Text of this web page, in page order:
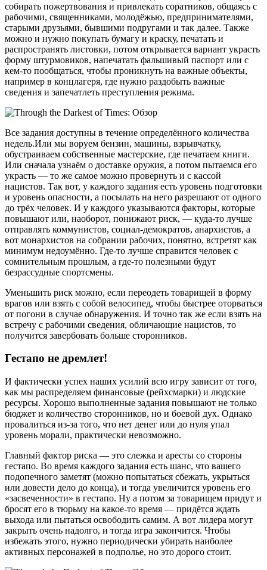
собирать пожертвования и привлекать соратников, общаясь с
рабочими, священниками, молодёжью, предпринимателями,
старыми друзьями, бывшими подругами и так далее. Также
можно и нужно покупать бумагу и краску, печатать и
распространять листовки, потом открывается вариант украсть
форму штурмовиков, напечатать фальшивый паспорт или с
кем-то пообщаться, чтобы проникнуть на важные объекты,
например в концлагеря, где нужно раздобыть важные
сведения и запечатлеть преступления режима.
Все задания доступны в течение определённого количества
недель.Или мы воруем бензин, машины, взрывчатку,
обустраиваем собственные мастерские, где печатаем книги.
Или сначала узнаём о доставке оружия, а потом пытаемся его
украсть — то же самое можно провернуть и с кассой
нацистов. Так вот, у каждого задания есть уровень подготовки
и уровень опасности, а посылать на него разрешают от одного
до трёх человек. И у каждого указываются факторы, которые
повышают или, наоборот, понижают риск, — куда-то лучше
отправлять коммунистов, социал-демократов, анархистов, а
вот монархистов на собрании рабочих, понятно, встретят как
минимум недоумённо. Где-то лучше справится человек с
сомнительным прошлым, а где-то полезными будут
безрассудные спортсмены.
Уменьшить риск можно, если переодеть товарищей в форму
врагов или взять с собой велосипед, чтобы быстрее оторваться
от погони в случае обнаружения. И точно так же если взять на
встречу с рабочими сведения, обличающие нацистов, то
получится завербовать больше сторонников.
Гестапо не дремлет!
И фактически успех наших усилий всю игру зависит от того,
как мы распределяем финансовые (рейхсмарки) и людские
ресурсы. Хорошо выполненные задания повышают не только
бюджет и количество сторонников, но и боевой дух. Однако
провалиться из-за того, что нет денег или до нуля упал
уровень морали, практически невозможно.
Главный фактор риска — это слежка и аресты со стороны
гестапо. Во время каждого задания есть шанс, что вашего
подопечного заметят (можно попытаться сбежать, укрыться
или довести дело до конца), и тогда увеличится уровень его
«засвеченности» в гестапо. Ну а потом за товарищем придут и
бросят его в тюрьму на какое-то время — придётся ждать
выхода или пытаться освободить самим. А вот лидера могут
закрыть очень надолго, и тогда игра закончится. Чтобы
избежать этого, нужно периодически убирать наиболее
активных персонажей в подполье, но это дорого стоит.